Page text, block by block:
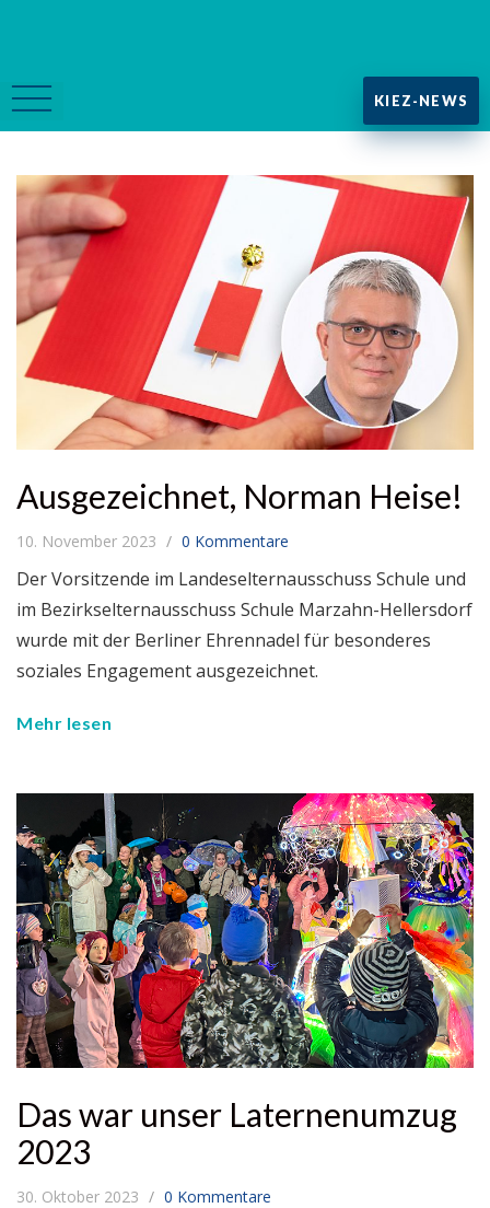
KIEZ-NEWS
Ausgezeichnet, Norman Heise!
10. November 2023 0 Kommentare
Der Vorsitzende im Landeselternausschuss Schule und
im Bezirkselternausschuss Schule Marzahn-Hellersdorf
wurde mit der Berliner Ehrennadel für besonderes
soziales Engagement ausgezeichnet.
Mehr lesen
Das war unser Laternenumzug
2023
30. Oktober 2023 0 Kommentare